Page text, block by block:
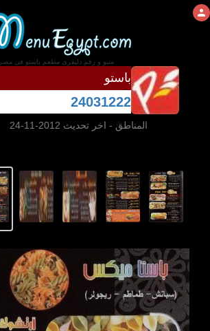
منيو و رقم دليفرى مطعم باستو فى مصر
باستو
24031222
المناطق - اخر تحديث 2012-11-24